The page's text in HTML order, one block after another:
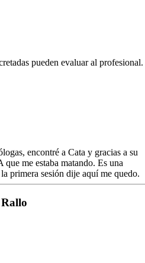
pueden evaluar al profesional.
encontré a Cata y gracias a su
me estaba matando. Es una
primera sesión dije aquí me quedo.